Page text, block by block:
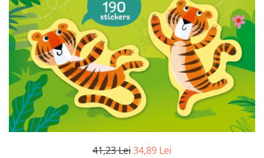
41,23 Lei34,89 Lei